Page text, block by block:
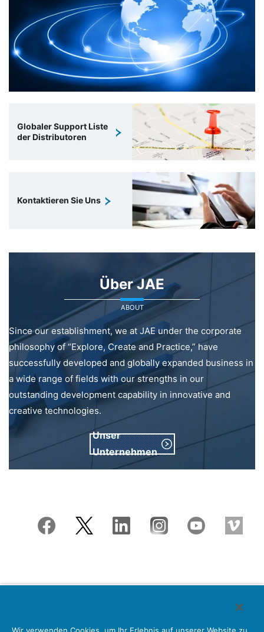
Globaler Support Liste
der Distributoren
Kontaktieren Sie Uns
Über JAE
ABOUT
Since our establishment, we at JAE under the corporate
philosophy of “Explore, Create and Practice,” have
successfully developed and globally expanded business in
a wide range of fields with our strengths in our
outstanding development capability in innovative and
creative technologies.
Unser
Unternehmen